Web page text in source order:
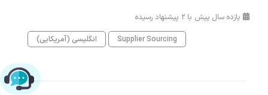
یازده سال پیش با 2 پیشنهاد رسیده
Supplier Sourcing
انگلیسی (آمریکایی)
چت با پشتیبانی پارس‌کدرز